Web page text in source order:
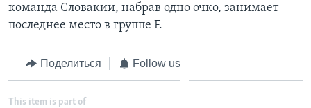
команда Словакии, набрав одно очко, занимает
последнее место в группе F.
Поделиться Follow us
This item is part of